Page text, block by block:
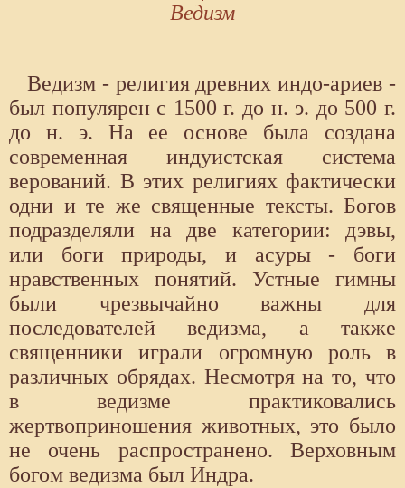
Ведизм
Ведизм - религия древних индо-ариев -
был популярен с 1500 г. до н. э. до 500 г.
до н. э. На ее основе была создана
современная индуистская система
верований. В этих религиях фактически
одни и те же священные тексты. Богов
подразделяли на две категории: дэвы,
или боги природы, и асуры - боги
нравственных понятий. Устные гимны
были чрезвычайно важны для
последователей ведизма, а также
священники играли огромную роль в
различных обрядах. Несмотря на то, что
в ведизме практиковались
жертвоприношения животных, это было
не очень распространено. Верховным
богом ведизма был Индра.